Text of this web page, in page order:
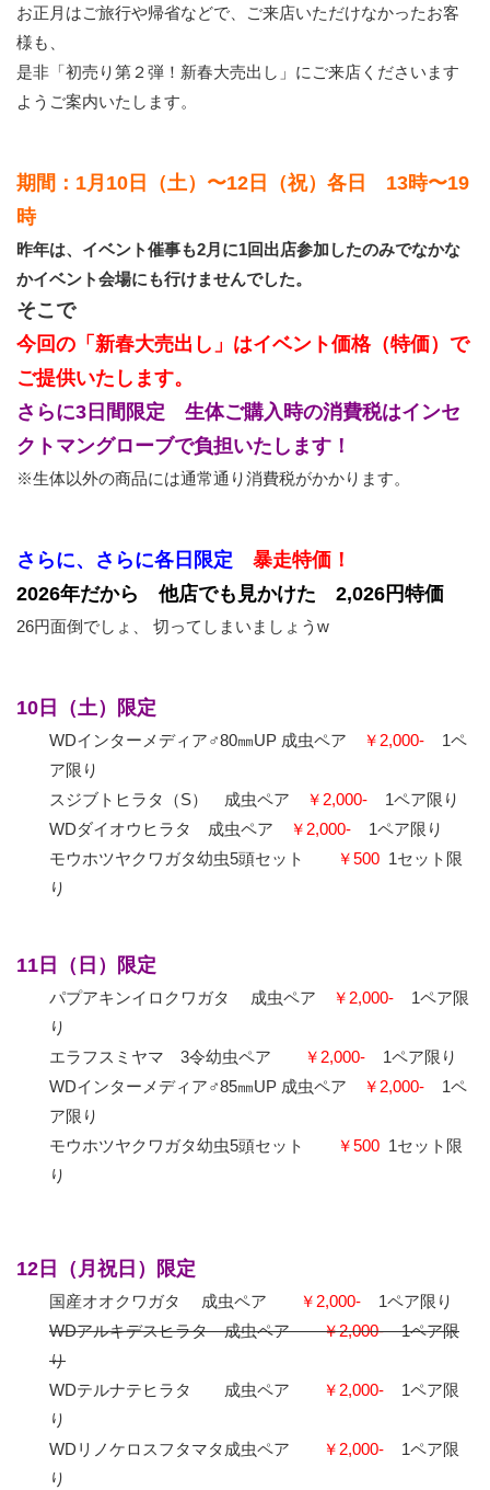
お正月はご旅行や帰省などで、ご来店いただけなかったお客
様も、
是非「初売り第２弾！新春大売出し」にご来店くださいます
ようご案内いたします。
期間：1月10日（土）〜12日（祝）各日 13時〜19
時
昨年は、イベント催事も2月に1回出店参加したのみでなかな
かイベント会場にも行けませんでした。
そこで
今回の「新春大売出し」はイベント価格（特価）で
ご提供いたします。
さらに3日間限定 生体ご購入時の消費税はインセ
クトマングローブで負担いたします！
※生体以外の商品には通常通り消費税がかかります。
さらに、さらに各日限定 暴走特価！
2026年だから 他店でも見かけた 2,026円特価
26円面倒でしょ、 切ってしまいましょうw
10日（土）限定
WDインターメディア♂80㎜UP 成虫ペア ￥2,000- 1ペ
ア限り
スジブトヒラタ（S） 成虫ペア
￥2,000- 1ペア限り
WDダイオウヒラタ 成虫ペア
￥2,000- 1ペア限り
モウホツヤクワガタ幼虫5頭セット
￥500 1セット限
り
11日（日）限定
パプアキンイロクワガタ 成虫ペア ￥2,000- 1ペア限
り
エラフスミヤマ 3令幼虫ペア
￥2,000- 1ペア限り
WDインターメディア♂85㎜UP 成虫ペア
￥2,000- 1ペ
ア限り
モウホツヤクワガタ幼虫5頭セット
￥500 1セット限
り
12日（月祝日）限定
国産オオクワガタ 成虫ペア ￥2,000- 1ペア限り
WDアルキデスヒラタ 成虫ペア￥2,000-1ペア限
り
WDテルナテヒラタ 成虫ペア
￥2,000- 1ペア限
り
WDリノケロスフタマタ成虫ペア
￥2,000- 1ペア限
り